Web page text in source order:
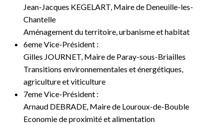
Jean-Jacques KEGELART, Maire de Deneuille-les-
Chantelle
Aménagement du territoire, urbanisme et habitat
6eme Vice-Président :
Gilles JOURNET, Maire de Paray-sous-Briailles
Transitions environnementales et énergétiques,
agriculture et viticulture
7eme Vice-Président :
Arnaud DEBRADE, Maire de Louroux-de-Bouble
Economie de proximité et alimentation